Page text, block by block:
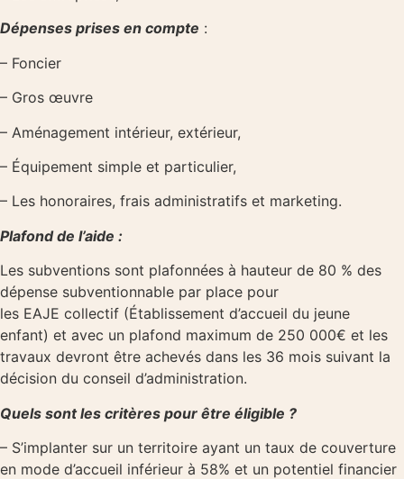
Dépenses prises en compte :
– Foncier
– Gros œuvre
– Aménagement intérieur, extérieur,
– Équipement simple et particulier,
– Les honoraires, frais administratifs et marketing.
Plafond de l’aide :
Les subventions sont plafonnées à hauteur de 80 % des
dépense subventionnable par place pour
les EAJE collectif (Établissement d’accueil du jeune
enfant) et avec un plafond maximum de 250 000€ et les
travaux devront être achevés dans les 36 mois suivant la
décision du conseil d’administration.
Quels sont les critères pour être éligible ?
– S’implanter sur un territoire ayant un taux de couverture
en mode d’accueil inférieur à 58% et un potentiel financier